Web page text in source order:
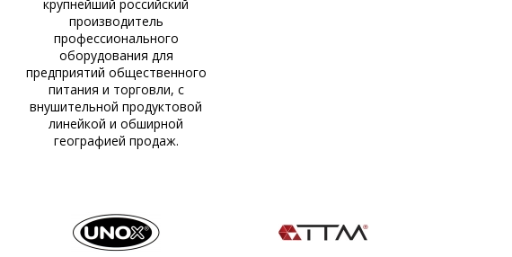
крупнейший российский
производитель
профессионального
оборудования для
предприятий общественного
питания и торговли, с
внушительной продуктовой
линейкой и обширной
географией продаж.